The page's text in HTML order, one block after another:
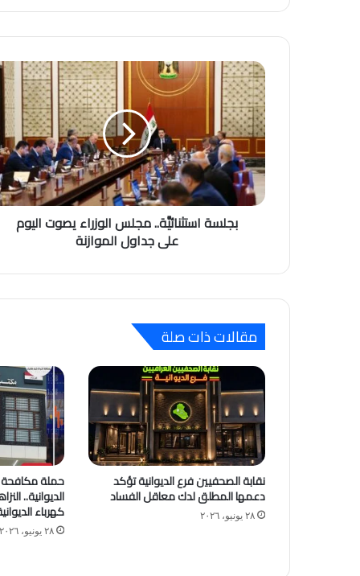
بجلسة استثنائيَّة.. مجلس الوزراء يصوت اليوم
على جداول الموازنة
مقالات ذات صلة
نقابة الصحفيين فرع الديوانية تؤكد
دعمها المطلق لدك معاقل الفساد
٢٨ يونيو، ٢٠٢٦
حملة مكافحة
الديوانية..
كهرباء
٢٨ يونيو، ٢٠٢٦